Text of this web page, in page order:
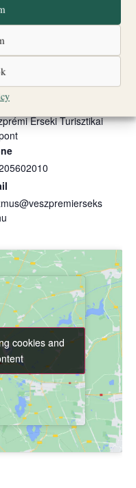
Érseki Turisztikai
cookies and
cookies and